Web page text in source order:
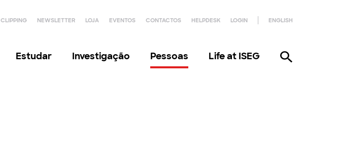
CLIPPING NEWSLETTER LOJA EVENTOS CONTACTOS HELPDESK LOGIN ENGLISH
Estudar Investigação Pessoas Life at ISEG